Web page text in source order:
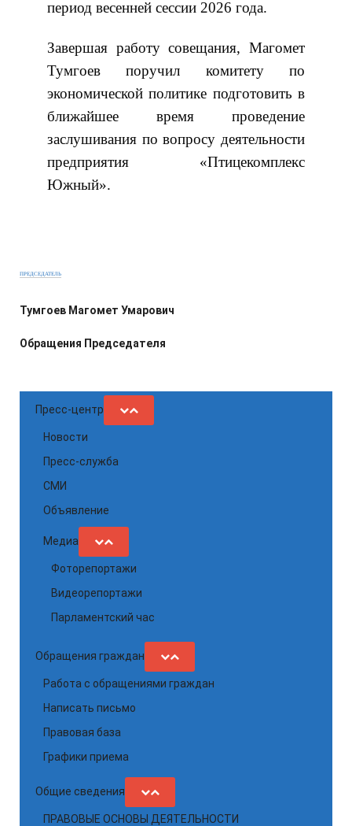
период весенней сессии 2026 года.
Завершая работу совещания, Магомет
Тумгоев поручил комитету по
экономической политике подготовить в
ближайшее время проведение
заслушивания по вопросу деятельности
предприятия «Птицекомплекс
Южный».
ПРЕДСЕДАТЕЛЬ
Тумгоев Магомет Умарович
Обращения Председателя
Пресс-центр
Новости
Пресс-служба
СМИ
Объявление
Медиа
Фоторепортажи
Видеорепортажи
Парламентский час
Обращения граждан
Работа с обращениями граждан
Написать письмо
Правовая база
Графики приема
Общие сведения
ПРАВОВЫЕ ОСНОВЫ ДЕЯТЕЛЬНОСТИ